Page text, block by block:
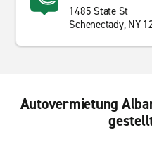
1485 State St
Schenectady, NY
Autovermietung